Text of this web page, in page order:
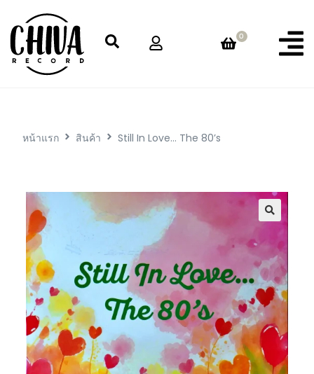
0
หน้าแรก สินค้า Still In Love… The 80’s